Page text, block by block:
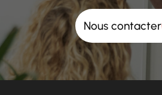
Nous contacter